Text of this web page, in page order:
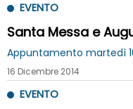
EVENTO
Santa Messa e
Appuntamento martedì
16 Dicembre 2014
EVENTO